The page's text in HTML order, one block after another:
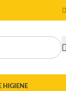
HIGIENE